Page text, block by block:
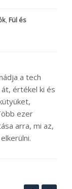
,Fül és
a tech
értékel ki és
ezer
arra, mi az,